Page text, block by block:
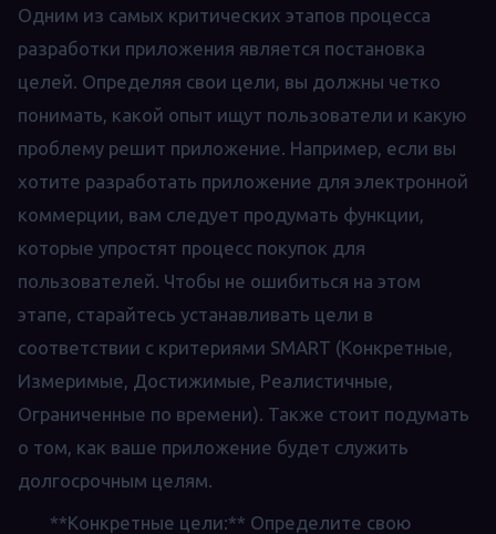
Одним из самых критических этапов процесса
разработки приложения является постановка
целей. Определяя свои цели, вы должны четко
понимать, какой опыт ищут пользователи и какую
проблему решит приложение. Например, если вы
хотите разработать приложение для электронной
коммерции, вам следует продумать функции,
которые упростят процесс покупок для
пользователей. Чтобы не ошибиться на этом
этапе, старайтесь устанавливать цели в
соответствии с критериями SMART (Конкретные,
Измеримые, Достижимые, Реалистичные,
Ограниченные по времени). Также стоит подумать
о том, как ваше приложение будет служить
долгосрочным целям.
**Конкретные цели:** Определите свою